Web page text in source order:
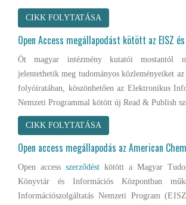
CIKK FOLYTATÁSA
Open Access megállapodást kötött az EISZ
Öt magyar intézmény kutatói mostantól
jelentethetik meg tudományos közleményeiket
folyóiratában, köszönhetően az Elektronikus
Nemzeti Programmal kötött új Read & Publish
CIKK FOLYTATÁSA
Open access megállapodás az American
Open access szerződést kötött a Magyar
Könyvtár és Információs Központban
Információszolgáltatás Nemzeti Program